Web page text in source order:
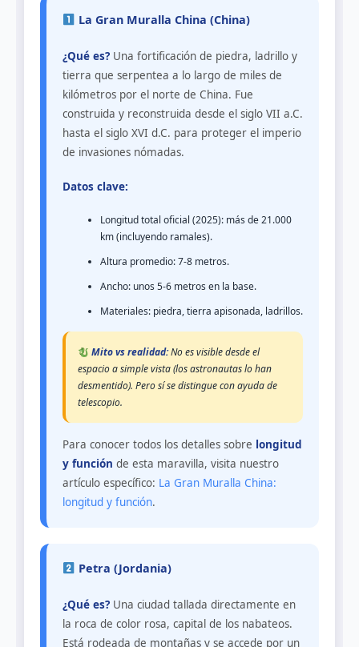
La Gran Muralla China (China)
¿Qué es? Una fortificación de piedra, ladrillo y
tierra que serpentea a lo largo de miles de
kilómetros por el norte de China. Fue
construida y reconstruida desde el siglo VII a.C.
hasta el siglo XVI d.C. para proteger el imperio
de invasiones nómadas.
Datos clave:
Longitud total oficial (2025): más de 21.000
km (incluyendo ramales).
Altura promedio: 7-8 metros.
Ancho: unos 5-6 metros en la base.
Materiales: piedra, tierra apisonada, ladrillos.
Mito vs realidad:No es visible desde el
espacio a simple vista (los astronautas lo han
desmentido). Pero sí se distingue con ayuda de
telescopio.
Para conocer todos los detalles sobre longitud
y función de esta maravilla, visita nuestro
artículo específico: La Gran Muralla China:
longitud y función.
Petra (Jordania)
¿Qué es? Una ciudad tallada directamente en
la roca de color rosa, capital de los nabateos.
Está rodeada de montañas y se accede por un